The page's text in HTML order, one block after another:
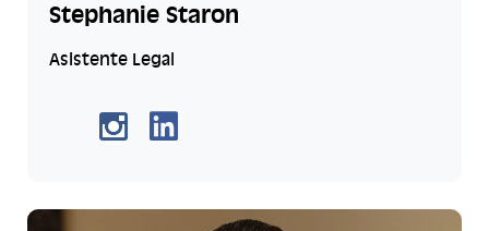
Stephanie Staron
Asistente Legal